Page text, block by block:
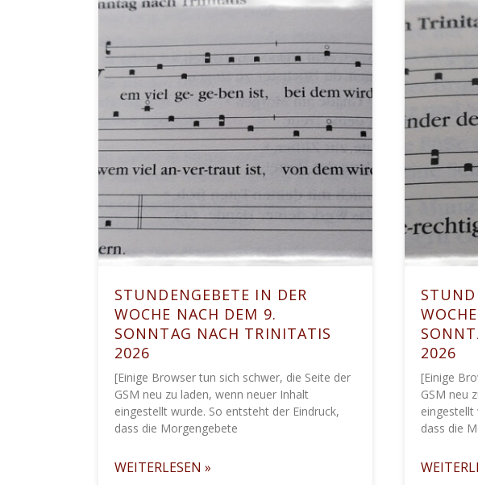
STUNDENGEBETE IN DER
WOCHE NACH DEM 9.
SONNTAG NACH TRINITATIS
2026
[Einige Browser tun sich schwer, die Seite der
GSM neu zu laden, wenn neuer Inhalt
eingestellt wurde. So entsteht der Eindruck,
dass die Morgengebete
WEITERLESEN »
2026
[Einige
GSM neu
eingestellt
dass die